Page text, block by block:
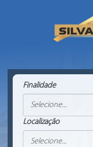
Finalidade
Localização